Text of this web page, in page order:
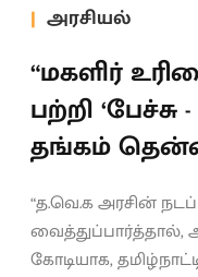
அரசியல்
“மகளிர்
பற்றி
தங்கம்
“த.வெ.க அரசின்
வைத்துப்பார்த்தால்,
கோடியாக,